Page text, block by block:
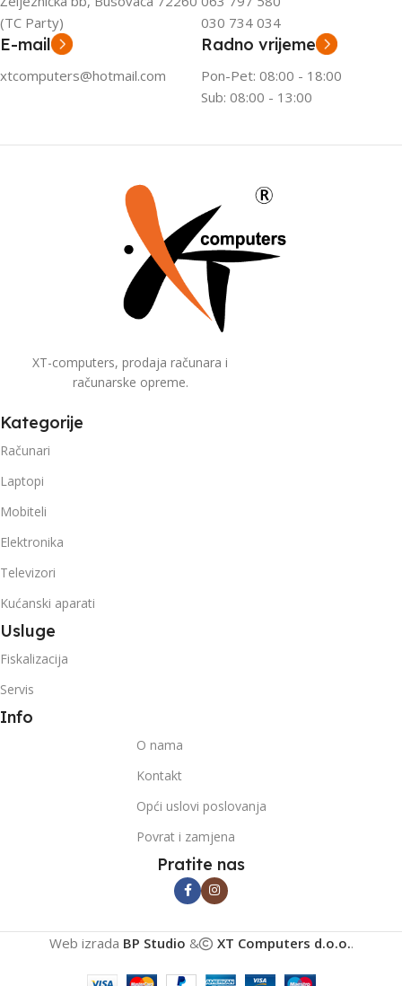
(TC Party)
030 734 034
E-mail
xtcomputers@hotmail.com
Radno vrijeme
Pon-Pet: 08:00 - 18:00
Sub: 08:00 - 13:00
XT-computers, prodaja računara i
računarske opreme.
Kategorije
Računari
Laptopi
Mobiteli
Elektronika
Televizori
Kućanski aparati
Usluge
Fiskalizacija
Servis
Info
O nama
Kontakt
Opći uslovi poslovanja
Povrat i zamjena
Pratite nas
Web izrada BP Studio & XT Computers d.o.o..